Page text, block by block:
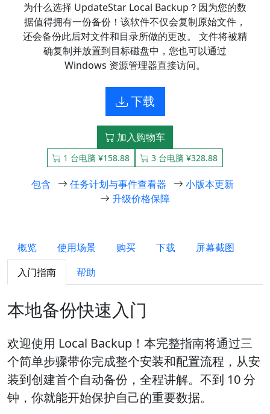
为什么选择 UpdateStar Local Backup？因为您的数
据值得拥有一份备份！该软件不仅会复制原始文件，
还会备份此后对文件和目录所做的更改。 文件将被精
确复制并放置到目标磁盘中，您也可以通过
Windows 资源管理器直接访问。
下载
加入购物车
1 台电脑 ¥158.88 3 台电脑 ¥328.88
包含 任务计划与事件查看器
小版本更新
升级价格保障
概览 使用场景 购买 下载
屏幕截图
入门指南
帮助
本地备份快速入门
欢迎使用 Local Backup！本完整指南将通过三
个简单步骤带你完成整个安装和配置流程，从安
装到创建首个自动备份，全程讲解。不到 10 分
钟，你就能开始保护自己的重要数据。